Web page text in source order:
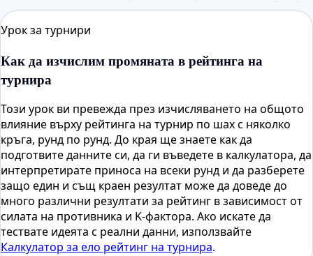
Урок за турнири
Как да изчислим промяната в рейтинга на
турнира
Този урок ви превежда през изчисляването на общото
влияние върху рейтинга на турнир по шах с няколко
кръга, рунд по рунд. До края ще знаете как да
подготвите данните си, да ги въведете в калкулатора, да
интерпретирате приноса на всеки рунд и да разберете
защо един и същ краен резултат може да доведе до
много различни резултати за рейтинг в зависимост от
силата на противника и K-фактора. Ако искате да
тествате идеята с реални данни, използвайте
Калкулатор за ело рейтинг на турнира.